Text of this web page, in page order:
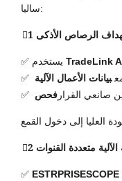
ساليا:
الرصاص الأذكى
✅ يستخدم
بيانات الأعمال الآلية
صانعي القرار
الآلية متعددة القنوات
✅ ESTRPRISESCOPE